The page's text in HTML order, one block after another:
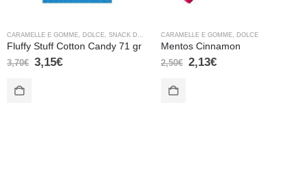
CARAMELLE E GOMME DOLCE SNACK DOLCI
Fluffy Stuff Cotton Candy 71 gr
3,70€ 3,15€
CARAMELLE E GOMME DOLCE
Mentos Cinnamon
2,50€ 2,13€